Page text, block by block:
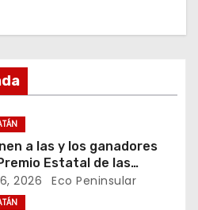
a las y los ganadores
Estatal de las
2026
2026 Eco Peninsular